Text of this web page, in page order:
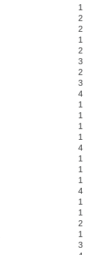
1
2
2
1
2
3
2
3
4
1
1
1
1
4
1
1
1
4
1
1
2
1
3